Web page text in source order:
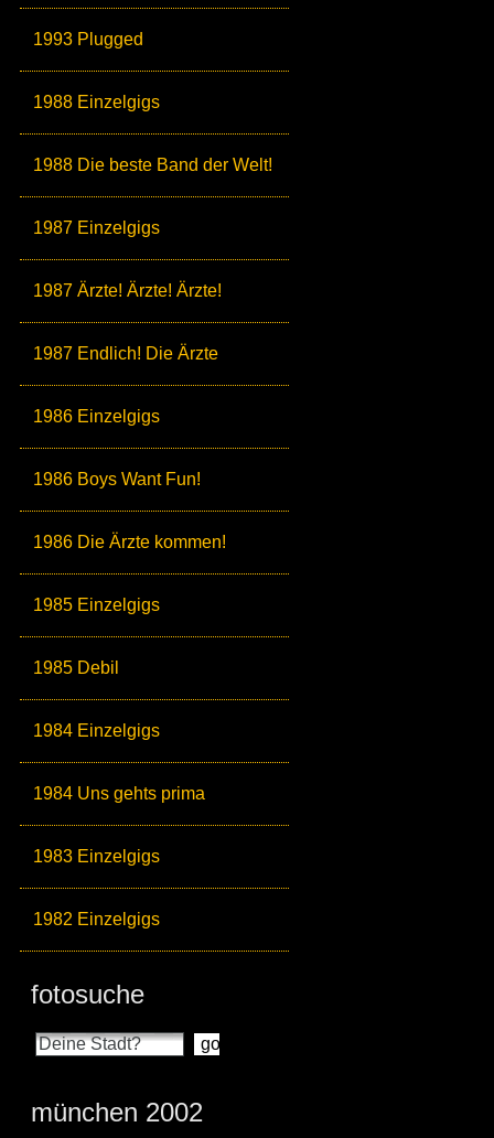
1993 Plugged
1988 Einzelgigs
1988 Die beste Band der Welt!
1987 Einzelgigs
1987 Ärzte! Ärzte! Ärzte!
1987 Endlich! Die Ärzte
1986 Einzelgigs
1986 Boys Want Fun!
1986 Die Ärzte kommen!
1985 Einzelgigs
1985 Debil
1984 Einzelgigs
1984 Uns gehts prima
1983 Einzelgigs
1982 Einzelgigs
fotosuche
münchen 2002